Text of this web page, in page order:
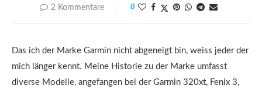
2 Kommentare 0
Das ich der Marke Garmin nicht abgeneigt bin, weiss jeder der
mich länger kennt. Meine Historie zu der Marke umfasst
diverse Modelle, angefangen bei der Garmin 320xt, Fenix 3,